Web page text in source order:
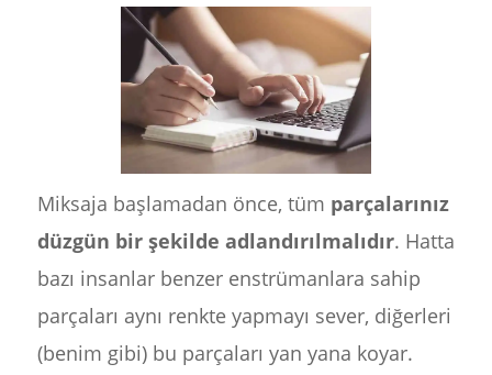
Miksaja başlamadan önce, tüm parçalarınız
düzgün bir şekilde adlandırılmalıdır. Hatta
bazı insanlar benzer enstrümanlara sahip
parçaları aynı renkte yapmayı sever, diğerleri
(benim gibi) bu parçaları yan yana koyar.